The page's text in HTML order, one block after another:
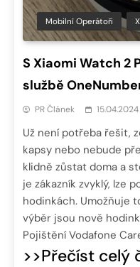
Mobilní Operátoři
S Xiaomi Watch 2
službě
PR Článek 15.04.2024
Už není potřeba řešit,
kapsy nebo nebude
klidně zůstat doma a
je zákazník zvyklý, lze
hodinkách. Umožňuje
výběr jsou nově
Pojištění Vodafone
>>Přečíst celý